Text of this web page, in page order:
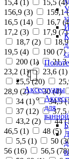
Аксессуары
для
ванной
15,4 (1 ) 15,5 (4)
156,9 (3) 159,1 (
16,5 (14) 16,7 (4
17,2 (3) 17,9 (7)
18,7 (2)
19,5 (4) 190 (7)
200 (1) 21,3
23,2 (1) 23,6 (1)
25,5 (20)
28,9 (2) 30 (4)
34 (1) 34,5 (
37 (12) 37,5
43,2 (2) 44 (
46,5 (1) 48 (5)
5,5 (1) 50 (
56 (16) 56,5 (78